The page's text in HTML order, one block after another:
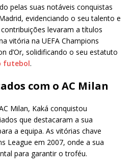
pelas suas notáveis conquistas
evidenciando o seu talento e
levaram a títulos
vitória na UEFA Champions
d’Or, solidificando o seu estatuto
futebol.
com o AC Milan
Milan, Kaká conquistou
que destacaram a sua
a equipa. As vitórias chave
League em 2007, onde a sua
para garantir o troféu.